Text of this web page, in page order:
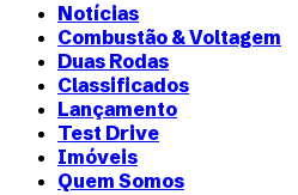
Notícias
Combustão & Voltagem
Duas Rodas
Classificados
Lançamento
Test Drive
Imóveis
Quem Somos